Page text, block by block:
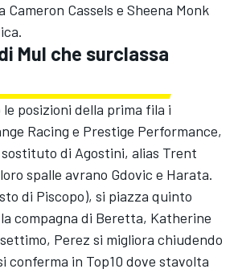
Cameron Cassels e Sheena Monk
Mul che surclassa
le posizioni della prima fila i
Racing e Prestige Performance,
di Agostini, alias Trent
spalle avrano Gdovic e Harata.
di Piscopo), si piazza quinto
compagna di Beretta, Katherine
Perez si migliora chiudendo
conferma in Top10 dove stavolta